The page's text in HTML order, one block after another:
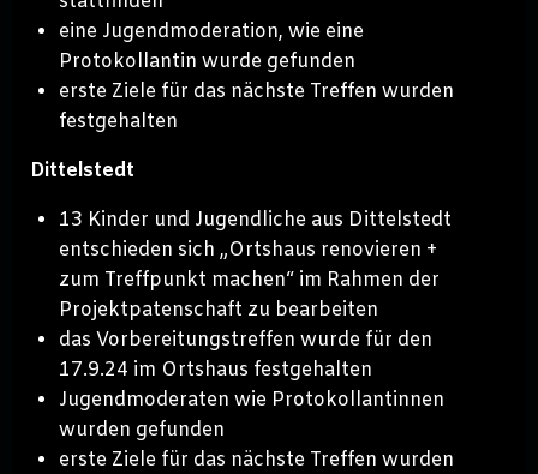
eine Jugendmoderation, wie eine
Protokollantin wurde gefunden
erste Ziele für das nächste Treffen wurden
festgehalten
Dittelstedt
13 Kinder und Jugendliche aus Dittelstedt
entschieden sich „Ortshaus renovieren +
zum Treffpunkt machen“ im Rahmen der
Projektpatenschaft zu bearbeiten
das Vorbereitungstreffen wurde für den
17.9.24 im Ortshaus festgehalten
Jugendmoderaten wie Protokollantinnen
wurden gefunden
erste Ziele für das nächste Treffen wurden